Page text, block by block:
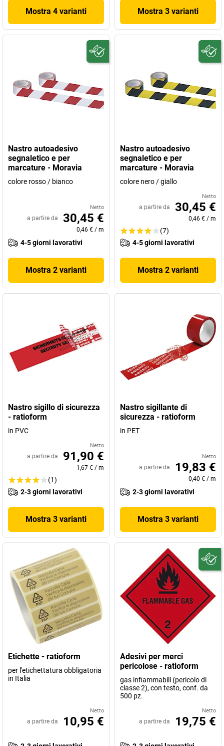
Mostra 4 varianti Mostra 3 varianti
Nastro autoadesivo
segnaletico e per
marcature - Moravia
colore rosso / bianco
Netto
a partire da 30,45 €
0,46 € / m
4-5 giorni lavorativi
Mostra 2 varianti
Nastro autoadesivo
segnaletico e per
marcature - Moravia
colore nero / giallo
Netto
a partire da 30,45 €
0,46 € / m
(7)
4-5 giorni lavorativi
Mostra 2 varianti
Nastro sigillo di sicurezza
- ratioform
in PVC
Netto
a partire da 91,90 €
1,67 € / m
(1)
2-3 giorni lavorativi
Mostra 3 varianti
Nastro sigillante di
sicurezza - ratioform
in PET
Netto
a partire da 19,83 €
0,40 € / m
2-3 giorni lavorativi
Mostra 3 varianti
Etichette - ratioform
per l'etichettatura obbligatoria
in Italia
Netto
a partire da 10,95 €
Adesivi per merci
pericolose - ratioform
gas infiammabili (pericolo di
classe 2), con testo, conf. da
500 pz.
Netto
a partire da 19,75 €